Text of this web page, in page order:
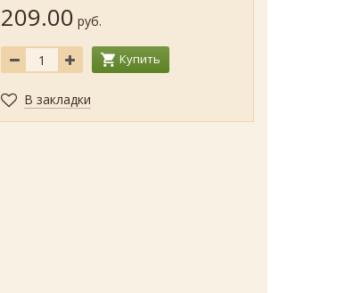
209.00 руб.
Купить
В закладки